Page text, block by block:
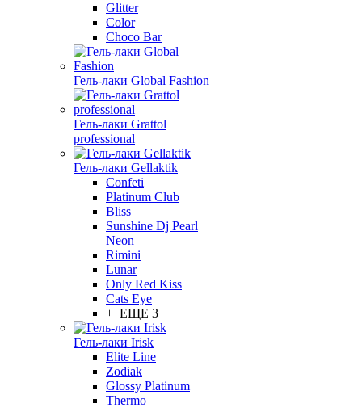
Glitter
Color
Choco Bar
Гель-лаки Global Fashion
Гель-лаки Grattol
professional
Гель-лаки Gellaktik
Confeti
Platinum Club
Bliss
Sunshine Dj Pearl
Neon
Rimini
Lunar
Only Red Kiss
Cats Eye
+ ЕЩЕ 3
Гель-лаки Irisk
Elite Line
Zodiak
Glossy Platinum
Thermo